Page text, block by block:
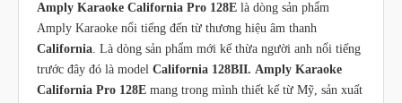
Amply Karaoke California Pro 128E là dòng sản phẩm
Amply Karaoke nổi tiếng đến từ thương hiệu âm thanh
California. Là dòng sản phẩm mới kế thừa người anh nổi tiếng
trước đây đó là model California 128BII. Amply Karaoke
California Pro 128E mang trong mình thiết kế từ Mỹ, sản xuất